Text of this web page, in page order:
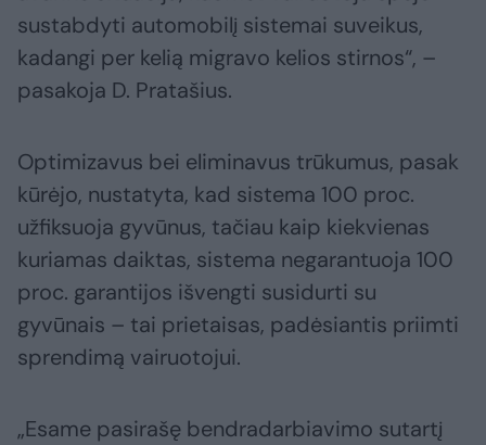
sustabdyti automobilį sistemai suveikus,
kadangi per kelią migravo kelios stirnos“, –
pasakoja D. Pratašius.
Optimizavus bei eliminavus trūkumus, pasak
kūrėjo, nustatyta, kad sistema 100 proc.
užfiksuoja gyvūnus, tačiau kaip kiekvienas
kuriamas daiktas, sistema negarantuoja 100
proc. garantijos išvengti susidurti su
gyvūnais – tai prietaisas, padėsiantis priimti
sprendimą vairuotojui.
„Esame pasirašę bendradarbiavimo sutartį